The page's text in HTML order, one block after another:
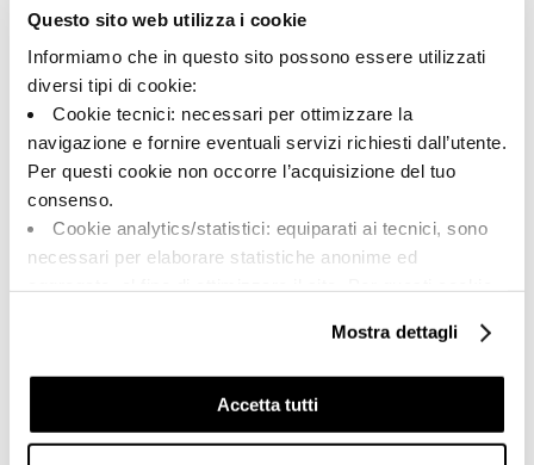
Questo sito web utilizza i cookie
Informiamo che in questo sito possono essere utilizzati
diversi tipi di cookie:
Cookie tecnici: necessari per ottimizzare la
navigazione e fornire eventuali servizi richiesti dall’utente.
Per questi cookie non occorre l’acquisizione del tuo
consenso.
Cookie analytics/statistici: equiparati ai tecnici, sono
necessari per elaborare statistiche anonime ed
Cookie di profilazione/marketing: sono utilizzati, solo
previo tuo consenso, per esaminare le tue abitudini di
navigazione e mostrarti quindi avvisi pubblicitari mirati, in
linea con le tue preferenze.
Mostra dettagli
Accetta tutti
Формат:
60.0x60.0
Разнотон:
Единица измерения:
Share: